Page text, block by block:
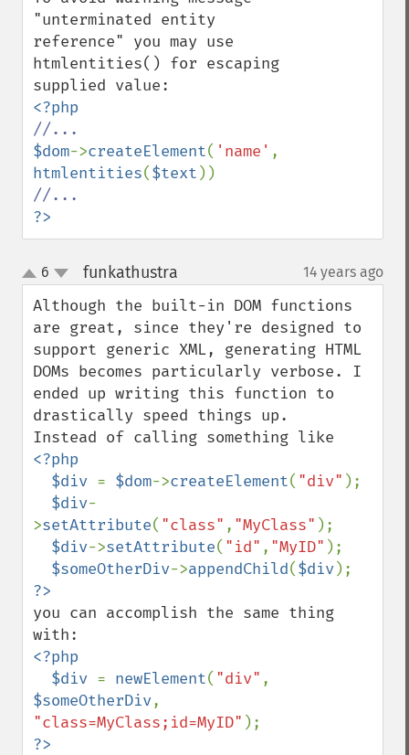
"unterminated entity
reference" you may use
htmlentities() for escaping
$dom->createElement( 'name'
htmlentities($text
?>
up
down
6 funkathustra 14 years ago
Although the built-in DOM functions
are great, since they're designed to
support generic XML, generating HTML
DOMs becomes particularly verbose. I
ended up writing this function to
drastically speed things up.
<?php
  $div
= $dom->createElement( "div" );
$div-
>setAttribute( "class" , "MyClass" );
$div->setAttribute( "id" , "MyID" );
$someOtherDiv->appendChild($div
you can accomplish the same thing
<?php
  $div
= newElement( "div"
$someOtherDiv
"class=MyClass;id=MyID"